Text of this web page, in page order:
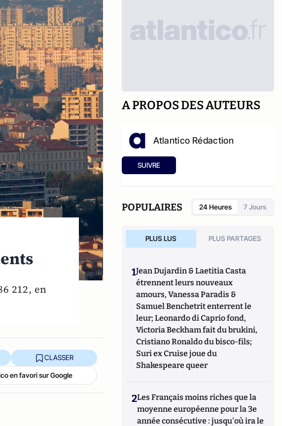
212, en
CLASSER
en favori sur Google
A PROPOS DES AUTEURS
Atlantico Rédaction
SUIVRE
POPULAIRES 24 Heures 7 Jours
PLUS LUS PLUS PARTAGES
1Jean Dujardin & Laetitia Casta
étrennent leurs nouveaux
amours, Vanessa Paradis &
Samuel Benchetrit enterrent le
leur; Leonardo di Caprio fond,
Victoria Beckham fait du brukini,
Cristiano Ronaldo du bisco-fils;
Suri ex Cruise joue du
Shakespeare queer
2Les Français moins riches que la
moyenne européenne pour la 3e
année consécutive : jusqu'où ira le